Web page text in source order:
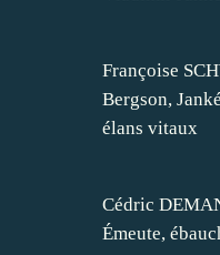
Françoise
Bergson,
élans vitaux
Cédric
Émeute,